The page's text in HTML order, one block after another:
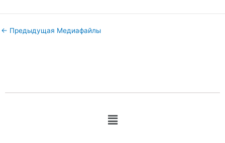
← Предыдущая Медиафайлы
Меню